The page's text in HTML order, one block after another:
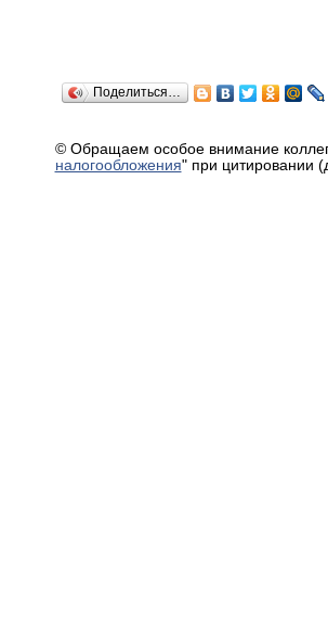
Поделиться…
© Обращаем особое внимание
налогообложения" при цитировании